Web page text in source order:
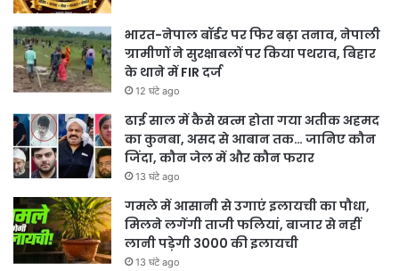
भारत-नेपाल बॉर्डर पर फिर बढ़ा तनाव, नेपाली
ग्रामीणों ने सुरक्षाबलों पर किया पथराव, बिहार
के थाने में FIR दर्ज
12 घंटे ago
ढाई साल में कैसे खत्म होता गया अतीक अहमद
का कुनबा, असद से आबान तक… जानिए कौन
जिंदा, कौन जेल में और कौन फरार
13 घंटे ago
गमले में आसानी से उगाएं इलायची का पौधा,
मिलने लगेंगी ताजी फलियां, बाजार से नहीं
लानी पड़ेगी 3000 की इलायची
13 घंटे ago